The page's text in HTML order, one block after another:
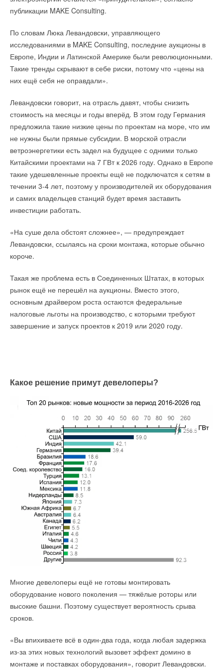
публикации MAKE Consulting.
По словам Люка Левандовски, управляющего
исследованиями в MAKE Consulting, последние аукционы в
Европе, Индии и Латинской Америке были революционными.
Такие тренды скрывают в себе риски, потому что «цены на
них ещё себя не оправдали».
Левандовски говорит, на отрасль давят, чтобы снизить
стоимость на месяцы и годы вперёд. В этом году Германия
предложила такие низкие цены по проектам на море, что им
не нужны были прямые субсидии. В морской отрасли
ветроэнергетики есть задел на будущее с одними только
Китайскими проектами на 7 ГВт к 2026 году. Однако в Европе
такие удешевленные проекты ещё не подключатся к сетям в
течении 3-4 лет, поэтому у производителей их оборудования
и самих владельцев станций будет время заставить
инвестиции работать.
«На суше дела обстоят сложнее», — предупреждает
Левандовски, ссылаясь на сроки монтажа, которые обычно
короче.
Такая же проблема есть в Соединенных Штатах, в которых
рынок ещё не перешёл на аукционы. Вместо этого,
основным драйвером роста остаются федеральные
налоговые льготы на производство, с которыми требуют
завершение и запуск проектов к 2019 или 2020 году.
Какое решение примут девелоперы?
Многие девелоперы ещё не готовы монтировать
оборудование нового поколения — тяжёлые роторы или
высокие башни. Поэтому существует вероятность срыва
сроков.
«Вы впихиваете всё в один-два года, когда любая задержка
из-за этих новых технологий вызовет эффект домино в
монтаже и поставках оборудования», говорит Левандовски.
НОВОСТИ СОК 30 МАРТА 2026
Комментарии
В этой теме еще нет комментариев
Добавить комментарий
Ваше имя *
Текст комментария
→
АО «Воздухотехника» стало участником Московского
инновационного кластера
→ АО 'Воздухотехника' стало дилером 'Могилевлифтмаш'
→ АО 'Воздухотехника' подписало меморандум
НОВОСТИ СОК 14 ИЮНЯ 2018
ТД Воздухотехника на выставке Крым. Стройиндустрия
НОВОСТИ СОК 24 АПРЕЛЯ 2018
→ ТД 'Воздухотехника' на дне проектировщика в Москве
НОВОСТИ СОК 5 ФЕВРАЛЯ 2018
→ Сертифицированы вентиляторы осевые дымоудаления
→ ТД Воздухотехника на дне проектировщика 2017
НОВОСТИ СОК 13 ДЕКАБРЯ 2017
АО 'Воздухотехника' получило новые сертификаты
НОВОСТИ СОК 7 ДЕКАБРЯ 2017
→ Компания Воздухотехника получила новый сертификат
Уведомления отключены
В этой теме еще нет комментариев
Ваше имя *